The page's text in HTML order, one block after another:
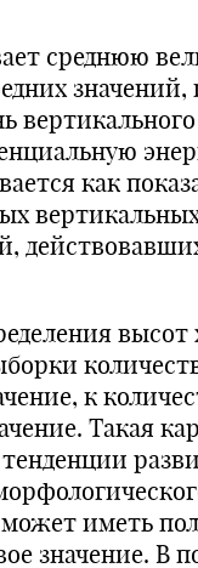
среднюю
значений,
как
высот
к
Такая
иметь
значение. В